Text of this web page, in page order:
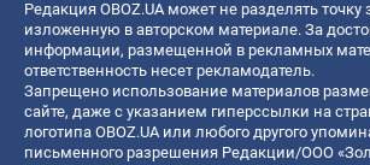
Редакция OBOZ.UA может не разделять точку
изложенную в авторском материале. За
информации, размещенной в рекламных
ответственность несет рекламодатель.
Запрещено использование материалов
сайте, даже с указанием гиперссылки на
логотипа OBOZ.UA или любого другого
письменного разрешения Редакции/ООО